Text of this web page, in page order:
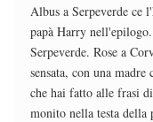
Albus a Serpeverde ce
papà Harry
Serpeverde. Rose a
sensata, con una
che hai fatto alle frasi
monito nella testa della